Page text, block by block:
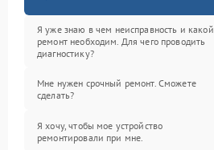
Я уже знаю в чем неисправность и какой
ремонт необходим. Для чего проводить
диагностику?
Мне нужен срочный ремонт. Сможете
сделать?
Я хочу, чтобы мое устройство
ремонтировали при мне.